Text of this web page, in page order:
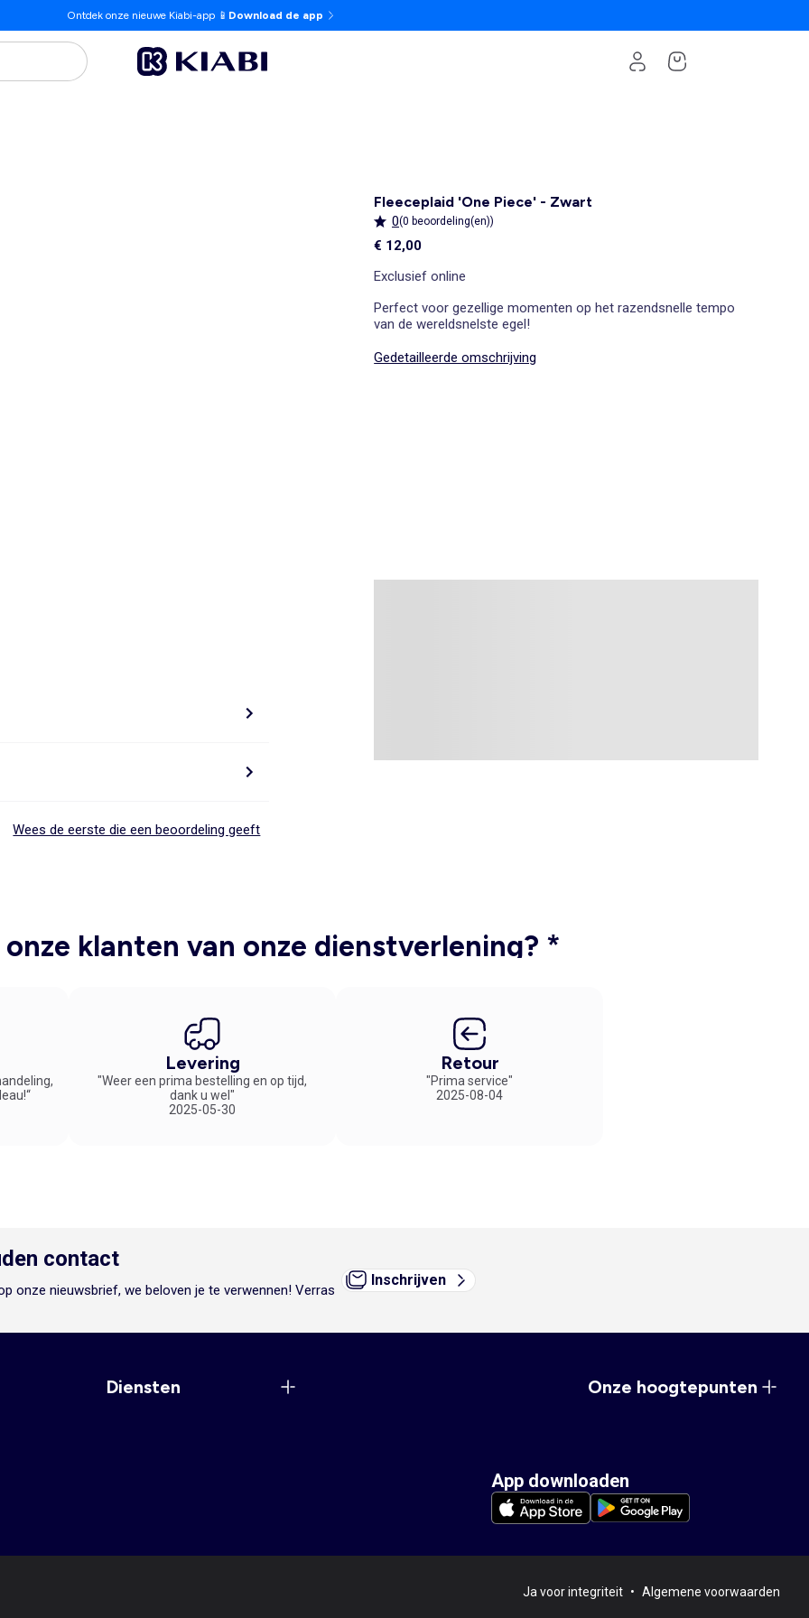
Ontdek onze nieuwe Kiabi-app 📱 Download de app
Fleeceplaid 'One Piece' - Zwart
0(0 beoordeling(en))
€ 12,00
Exclusief online
Perfect voor gezellige momenten op het razendsnelle tempo
van de wereldsnelste egel!
Gedetailleerde omschrijving
Wees de eerste die een beoordeling geeft
klanten van onze dienstverlening? *
Levering
"Weer een prima bestelling en op tijd,
dank u wel"
2025-05-30
Retour
"Prima service"
2025-08-04
contact
onze nieuwsbrief, we beloven je te verwennen! Verras
Inschrijven
Diensten Onze hoogtepunten
App downloaden
Ja voor integriteit • Algemene voorwaarden